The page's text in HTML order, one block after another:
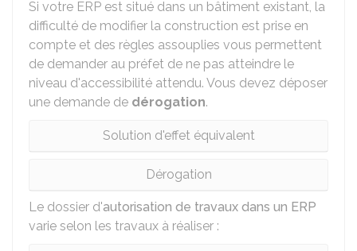
Si votre ERP est situé dans un bâtiment existant, la
difficulté de modifier la construction est prise en
compte et des règles assouplies vous permettent
de demander au préfet de ne pas atteindre le
niveau d'accessibilité attendu. Vous devez déposer
une demande de dérogation.
Solution d'effet équivalent
Dérogation
Le dossier d'autorisation de travaux dans un ERP
varie selon les travaux à réaliser :